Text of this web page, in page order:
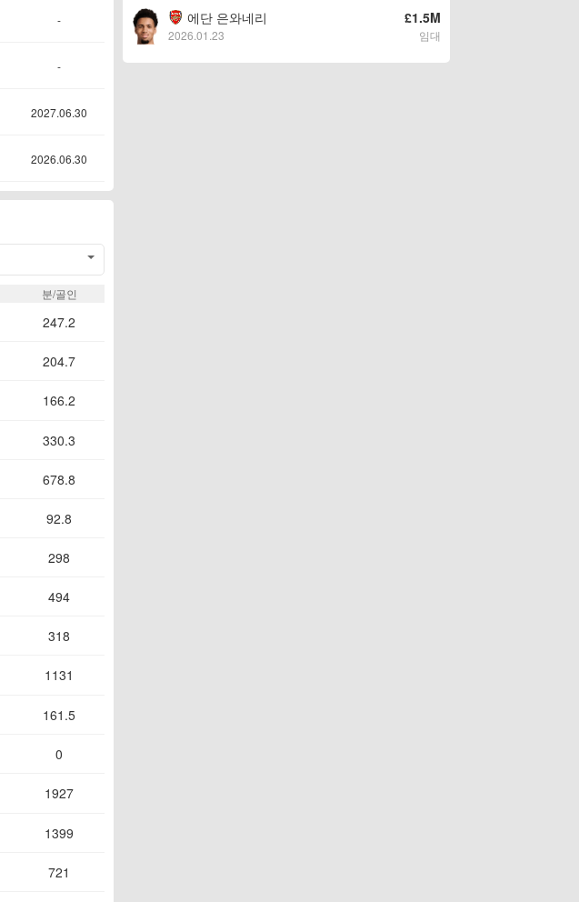
-
-
2027.06.30
2026.06.30
분/골인
247.2
204.7
166.2
330.3
678.8
92.8
298
494
318
1131
161.5
0
1927
1399
721
에단 은와네리
2026.01.23
£1.5M
임대